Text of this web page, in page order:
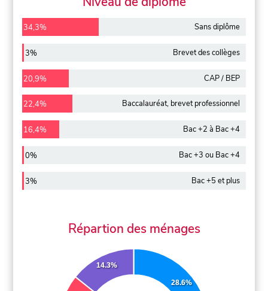
34,3% Sans diplôme
3% Brevet des collèges
20,9% CAP / BEP
22,4% Baccalauréat, brevet professionnel
16,4% Bac +2 à Bac +4
0% Bac +3 ou Bac +4
3% Bac +5 et plus
Répartion des ménages
28.6%
14.3%